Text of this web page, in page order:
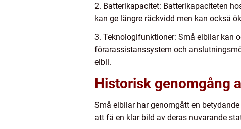
2. Batterikapacitet: Batterikapaciteten
kan ge längre räckvidd men kan också
3. Teknologifunktioner: Små elbilar kan
förarassistanssystem och
elbil.
Historisk genomgång
Små elbilar har genomgått en
att få en klar bild av deras nuvarande